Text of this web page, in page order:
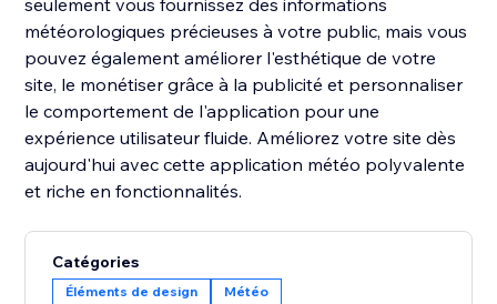
seulement vous fournissez des informations
météorologiques précieuses à votre public, mais vous
pouvez également améliorer l'esthétique de votre
site, le monétiser grâce à la publicité et personnaliser
le comportement de l'application pour une
expérience utilisateur fluide. Améliorez votre site dès
aujourd'hui avec cette application météo polyvalente
et riche en fonctionnalités.
Catégories
Éléments de design Météo